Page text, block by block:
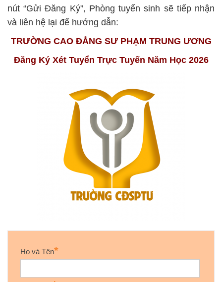
nút “Gửi Đăng Ký”, Phòng tuyển sinh sẽ tiếp nhận
và liên hệ lại để hướng dẫn:
TRƯỜNG CAO ĐẲNG SƯ PHẠM TRUNG ƯƠNG
Đăng Ký Xét Tuyển Trực Tuyến Năm Học 2026